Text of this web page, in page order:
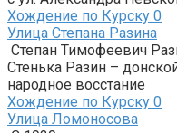
Хождение по Курску 0
Улица Степана Разина
Степан Тимофеевич
Стенька Разин –
народное восстание
Хождение по Курску 0
Улица Ломоносова